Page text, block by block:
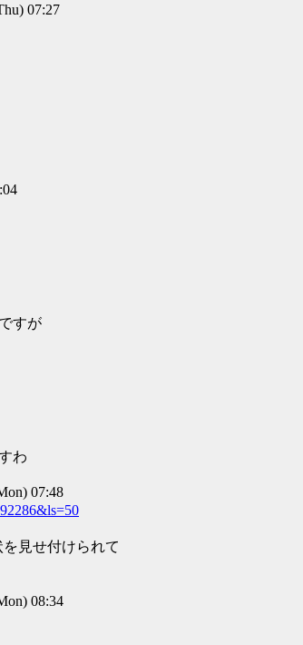
07:27
すが
わ
07:48
見せ付けられて
08:34